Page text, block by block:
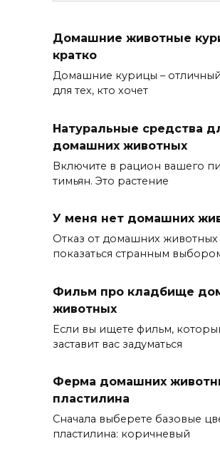
Домашние животные
кратко
Домашние курицы –
для тех, кто хочет
Натуральные средства
домашних животных
Включите в рацион вашего
тимьян. Это растение
У меня нет домашних
Отказ от домашних
показаться странным
Фильм про кладбище
животных
Если вы ищете фильм,
заставит вас задуматься
Ферма домашних
пластилина
Сначала выберете базовые
пластилина: коричневый